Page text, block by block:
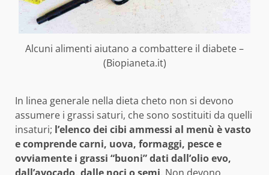
Alcuni alimenti aiutano a combattere il diabete –
(Biopianeta.it)
In linea generale nella dieta cheto non si devono
assumere i grassi saturi, che sono sostituiti da quelli
insaturi; l’elenco dei cibi ammessi al menù è vasto
e comprende carni, uova, formaggi, pesce e
ovviamente i grassi “buoni” dati dall’olio evo,